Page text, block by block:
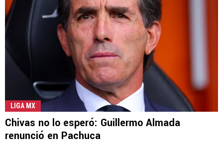
LIGA MX
Chivas no lo esperó: Guillermo Almada
renunció en Pachuca